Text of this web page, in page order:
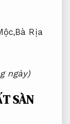
Rịa
ngày)
SÀN